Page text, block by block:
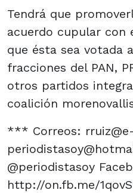
Tendrá que
acuerdo cupular con
que ésta sea votada
fracciones del PAN,
otros partidos
coalición
*** Correos:
@periodistasoy
http://on.fb.me/